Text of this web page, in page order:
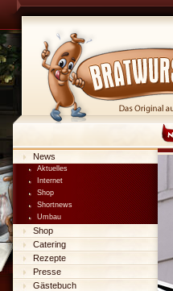
News
Aktuelles
Internet
Shop
Shortnews
Umbau
Shop
Catering
Rezepte
Presse
Gästebuch